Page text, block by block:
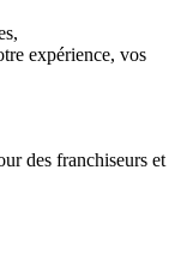
expérience, vos
des franchiseurs et